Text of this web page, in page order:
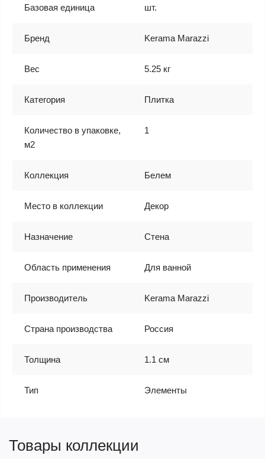
Базовая единица шт.
Бренд Kerama Marazzi
Вес 5.25 кг
Категория Плитка
Количество в упаковке,
м2
1
Коллекция Белем
Место в коллекции Декор
Назначение Стена
Область применения Для ванной
Производитель Kerama Marazzi
Страна производства Россия
Толщина 1.1 см
Тип Элементы
Товары коллекции